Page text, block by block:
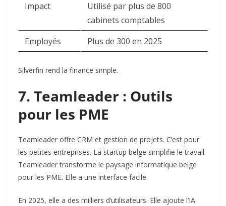
Impact
Utilisé par plus de 800
cabinets comptables
Employés
Plus de 300 en 2025
Silverfin rend la finance simple.
7. Teamleader : Outils
pour les PME
Teamleader offre CRM et gestion de projets. C’est pour
les petites entreprises. La startup belge simplifie le travail.
Teamleader transforme le paysage informatique belge
pour les PME. Elle a une interface facile.
En 2025, elle a des milliers d’utilisateurs. Elle ajoute l’IA.